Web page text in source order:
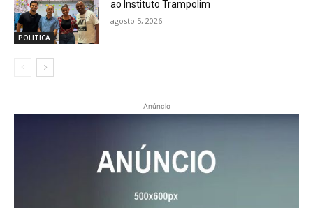
POLITICA
ao Instituto Trampolim
agosto 5, 2026
Anúncio